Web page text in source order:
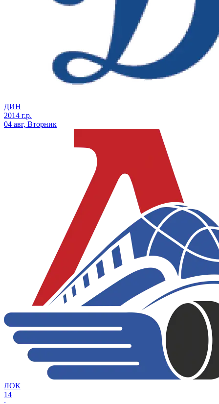
ДИН
2014 г.р.
04 авг, Вторник
ЛОК
14